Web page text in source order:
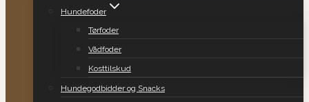
Hundefoder
Tørfoder
Vådfoder
Kosttilskud
Hundegodbidder og Snacks